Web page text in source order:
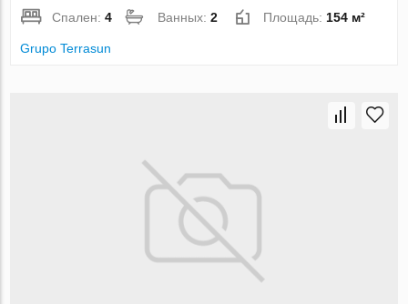
Спален:4 Ванных:2 Площадь: 154 м²
Grupo Terrasun